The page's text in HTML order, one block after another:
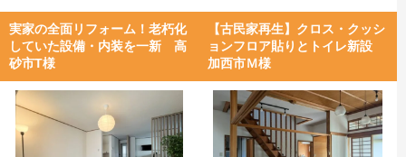
実家の全面リフォーム！老朽化
していた設備・内装を一新 高
砂市T様
【古民家再生】クロス・クッシ
ョンフロア貼りとトイレ新設
加西市Ｍ様